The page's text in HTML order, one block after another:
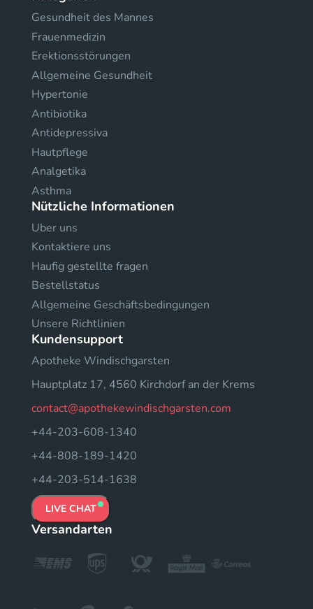
Gesundheit des Mannes
Frauenmedizin
Erektionsstörungen
Allgemeine Gesundheit
Hypertonie
Antibiotika
Antidepressiva
Hautpflege
Analgetika
Asthma
Nützliche Informationen
Uber uns
Kontaktiere uns
Haufig gestellte fragen
Bestellstatus
Allgemeine Geschäftsbedingungen
Unsere Richtlinien
Kundensupport
Apotheke Windischgarsten
Hauptplatz 17, 4560 Kirchdorf an der Krems
contact@apothekewindischgarsten.com
+44-203-608-1340
+44-808-189-1420
+44-203-514-1638
LIVE CHAT
Versandarten